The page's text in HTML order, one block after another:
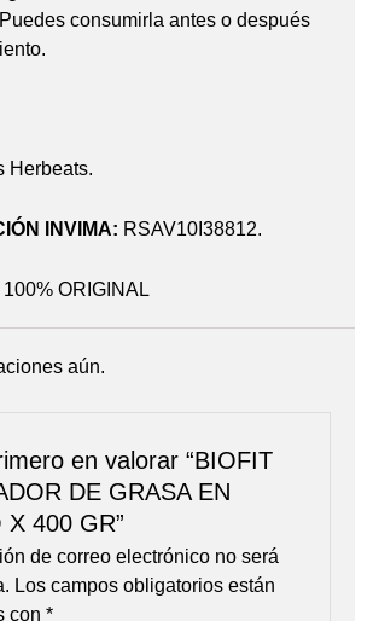
consumirla antes o después
Herbeats.
INVIMA: RSAV10I38812.
ORIGINAL
aún.
en valorar “BIOFIT
DE GRASA EN
X 400 GR”
de correo electrónico no será
Los campos obligatorios están
con *